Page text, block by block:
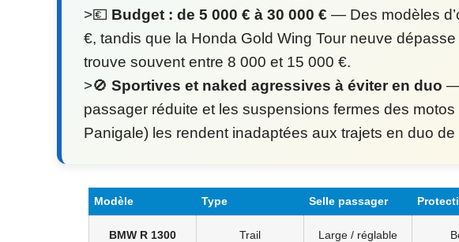
>💶 Budget : de 5 000 € à 30 000 € — Des modèles
€, tandis que la Honda Gold Wing Tour neuve
trouve souvent entre 8 000 et 15 000 €.
>🚫 Sportives et naked agressives à éviter en duo —
passager réduite et les suspensions fermes des
Panigale) les rendent inadaptées aux trajets en duo
Modèle Type Selle passager
BMW R 1300
Trail Large / réglable